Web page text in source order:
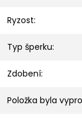
Ryzost:
Typ šperku:
Zdobení:
Položka byla